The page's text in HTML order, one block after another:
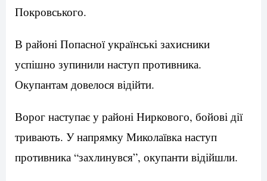
Покровського.
В районі Попасної українські захисники
успішно зупинили наступ противника.
Окупантам довелося відійти.
Ворог наступає у районі Ниркового, бойові дії
тривають. У напрямку Миколаївка наступ
противника “захлинувся”, окупанти відійшли.